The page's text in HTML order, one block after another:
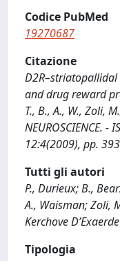
Codice PubMed
19270687
Citazione
and drug reward
T., B., A., W., Zoli,
NEUROSCIENCE. -
12:4(2009), pp.
Tutti gli autori
P., Durieux; B.,
A., Waisman; Zoli,
Kerchove D’Exaerde
Tipologia